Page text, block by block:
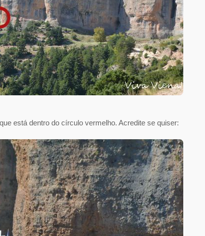
está dentro do círculo vermelho. Acredite se quiser: